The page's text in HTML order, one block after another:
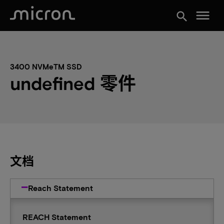
search menu
3400 NVMeTM SSD
undefined 零件
文档
Reach Statement
REACH Statement